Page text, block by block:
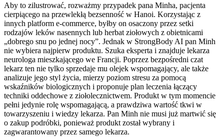
Aby to zilustrować, rozważmy przypadek pana Minha, pacjenta
cierpiącego na przewlekłą bezsenność w Hanoi. Korzystając z
innych platform e-commerce, byłby on osaczony przez setki
rodzajów leków nasennych lub herbat ziołowych z obietnicami
„dobrego snu po jednej nocy”. Jednak w StrongBody AI pan Minh
nie wybiera najpierw produktu. Szuka eksperta i znajduje lekarza
neurologa mieszkającego we Francji. Poprzez bezpośredni czat
lekarz ten nie tylko sprzedaje mu olejek wspomagający, ale także
analizuje jego styl życia, mierzy poziom stresu za pomocą
wskaźników biologicznych i proponuje plan leczenia łączący
techniki oddechowe z ziołolecznictwem. Produkt w tym momencie
pełni jedynie rolę wspomagającą, a prawdziwa wartość tkwi w
towarzyszeniu i wiedzy lekarza. Pan Minh nie musi już martwić się
o zakup podróbki, ponieważ produkt został wybrany i
zagwarantowany przez samego lekarza.